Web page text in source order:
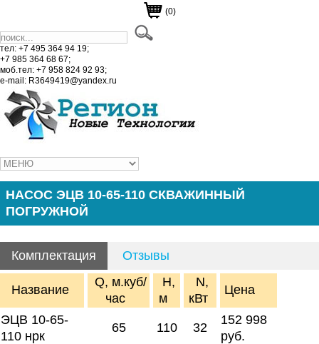
(0)
тел: +7 495 364 94 19;
+7 985 364 68 67;
моб.тел: +7 958 824 92 93;
e-mail: R3649419@yandex.ru
НАСОС ЭЦВ 10-65-110 СКВАЖИННЫЙ
ПОГРУЖНОЙ
Комплектация Отзывы
Название
Q, м.куб/
час
H,
м
N,
кВт
Цена
ЭЦВ 10-65-
110 нрк
65 110 32
152 998
руб.